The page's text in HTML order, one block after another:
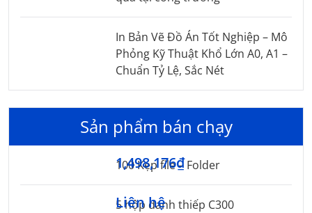
In Bản Vẽ Đồ Án Tốt Nghiệp – Mô
Phỏng Kỹ Thuật Khổ Lớn A0, A1 –
Chuẩn Tỷ Lệ, Sắc Nét
Sản phẩm bán chạy
100 Kẹp file – Folder
1,498,176₫
5 hộp danh thiếp C300
Liên hệ